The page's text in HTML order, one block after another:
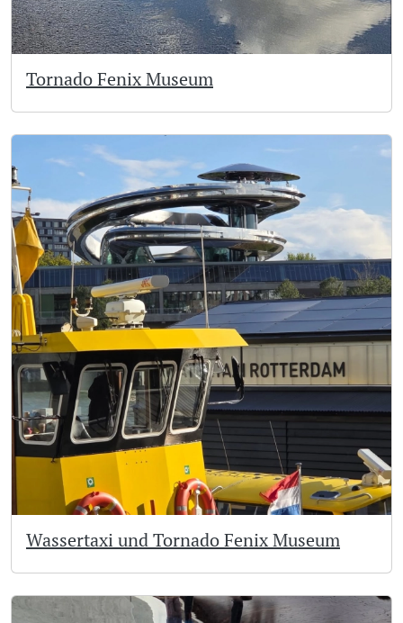
Tornado Fenix Museum
Wassertaxi und Tornado Fenix Museum